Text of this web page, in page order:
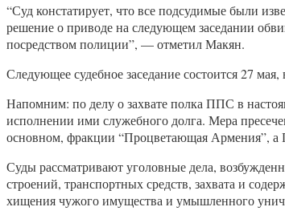
“Суд констатирует, что все подсудимые были
решение о приводе на следующем заседании
посредством полиции”, — отметил Макян.
Следующее судебное заседание состоится 27 мая,
Напомним: по делу о захвате полка ППС в
исполнении ими служебного долга. Мера
основном, фракции “Процветающая Армения”, а
Суды рассматривают уголовные дела,
строений, транспортных средств, захвата и
хищения чужого имущества и умышленного